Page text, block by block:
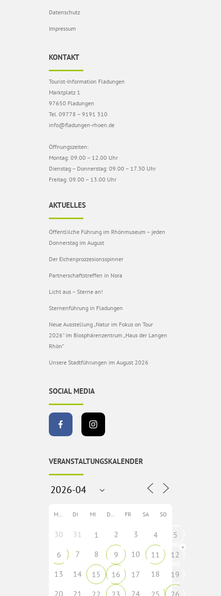
Datenschutz
Impressum
KONTAKT
Tourist-Information Fladungen
Marktplatz 1
97650 Fladungen
Tel. 09778 – 9191 310
info@fladungen-rhoen.de
Öffnungszeiten:
Montag: 09.00 – 12.00 Uhr
Dienstag – Donnerstag: 09.00 – 17.30 Uhr
Freitag: 09.00 – 13.00 Uhr
AKTUELLES
Öffentlilche Führung im Rhönmuseum – jeden
Donnerstag im August
Der Eichenprozzesionsspinner
Partnerschaftstreffen in Nora
Licht aus – Sterne an!
Sternenführung in Fladungen
Neue Ausstellung „Natur im Fokus on Tour
2026“ im Biosphärenzentrum „Haus der Langen
Rhön“
Unsere Stadtführungen im August 2026
SOCIAL MEDIA
VERANSTALTUNGSKALENDER
MO DI MI DO FR SA SO
30 31 1 2 3 4
5
6
7 8 9 10 11 12
+
13 14 15 16 17 18
19
20
21 22 23 24 25 26